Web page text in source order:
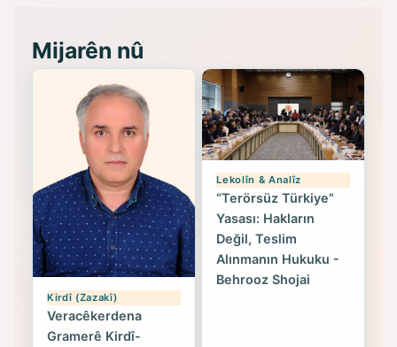
Mijarên nû
Kirdî (Zazakî)
Veracêkerdena
Gramerê Kirdî-
Lekolîn & Analîz
“Terörsüz Türkiye”
Yasası: Hakların
Değil, Teslim
Alınmanın Hukuku -
Behrooz Shojai